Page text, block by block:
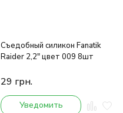
Съедобный силикон Fanatik
Raider 2,2" цвет 009 8шт
29 грн.
Уведомить